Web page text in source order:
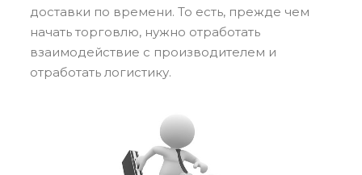
доставки по времени. То есть, прежде чем
начать торговлю, нужно отработать
взаимодействие с производителем и
отработать логистику.